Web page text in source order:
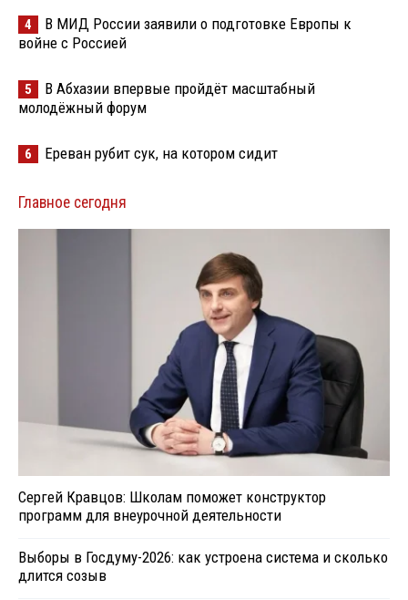
4
В МИД России заявили о подготовке Европы к
войне с Россией
5
В Абхазии впервые пройдёт масштабный
молодёжный форум
6 Ереван рубит сук, на котором сидит
Главное сегодня
Сергей Кравцов: Школам поможет конструктор
программ для внеурочной деятельности
Выборы в Госдуму-2026: как устроена система и сколько
длится созыв